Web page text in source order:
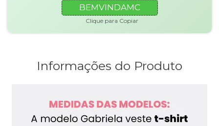
BEMVINDAMC
Clique para Copiar
Informações do Produto